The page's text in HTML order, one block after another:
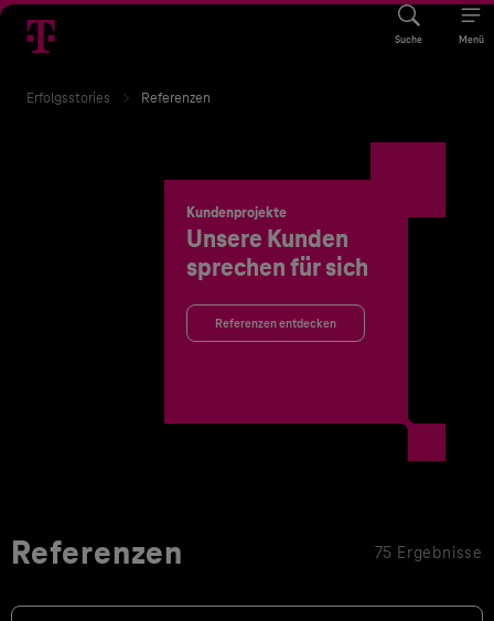
Suche Menü
Erfolgsstories Referenzen
Kundenprojekte
Unsere Kunden
sprechen für sich
Referenzen entdecken
Referenzen 75 Ergebnisse